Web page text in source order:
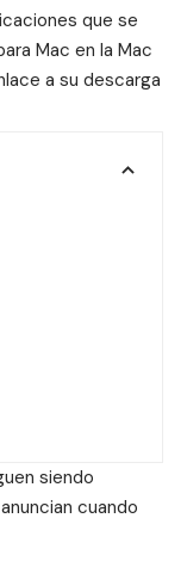
que se
Mac en la Mac
a su descarga
siendo
cuando